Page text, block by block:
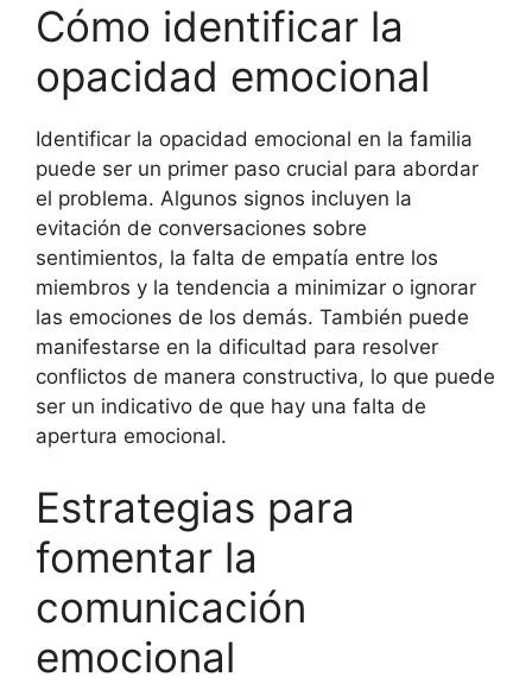
Cómo identificar la
opacidad emocional
Identificar la opacidad emocional en la familia
puede ser un primer paso crucial para abordar
el problema. Algunos signos incluyen la
evitación de conversaciones sobre
sentimientos, la falta de empatía entre los
miembros y la tendencia a minimizar o ignorar
las emociones de los demás. También puede
manifestarse en la dificultad para resolver
conflictos de manera constructiva, lo que puede
ser un indicativo de que hay una falta de
apertura emocional.
Estrategias para
fomentar la
comunicación
emocional